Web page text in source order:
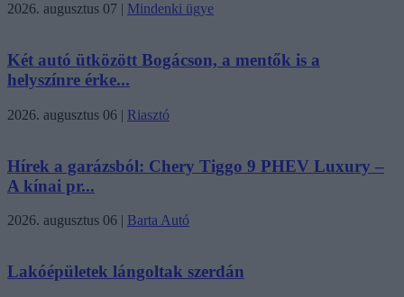
2026. augusztus 07 | Mindenki ügye
Két autó ütközött Bogácson, a mentők is a
helyszínre érke...
2026. augusztus 06 | Riasztó
Hírek a garázsból: Chery Tiggo 9 PHEV Luxury –
A kínai pr...
2026. augusztus 06 | Barta Autó
Lakóépületek lángoltak szerdán